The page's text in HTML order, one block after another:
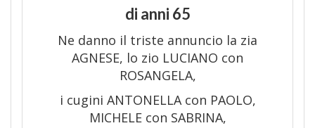
di anni 65
Ne danno il triste annuncio la zia
AGNESE, lo zio LUCIANO con
ROSANGELA,
i cugini ANTONELLA con PAOLO,
MICHELE con SABRINA,